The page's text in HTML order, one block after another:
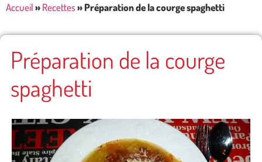
Accueil»Recettes»Préparation de la courge spaghetti
Préparation de la courge
spaghetti